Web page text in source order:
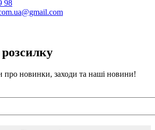
98
про новинки, заходи та наші новини!